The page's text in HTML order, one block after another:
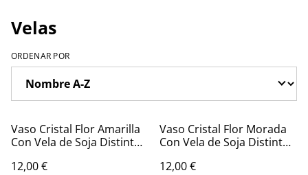
Velas
ORDENAR POR
Vaso Cristal Flor Amarilla
Con Vela de Soja Distintos
12,00 €
Vaso Cristal Flor Morada
Con Vela de Soja Distintos
12,00 €